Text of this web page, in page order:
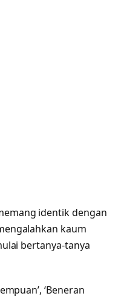
identik dengan
kaum
bertanya-tanya
‘Beneran